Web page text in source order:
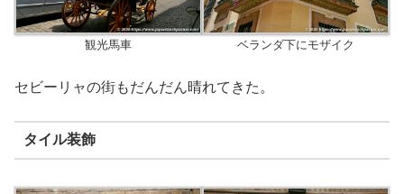
観光馬車 ベランダ下にモザイク
セビーリャの街もだんだん晴れてきた。
タイル装飾